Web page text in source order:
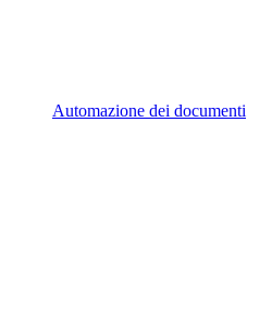
Automazione dei documenti